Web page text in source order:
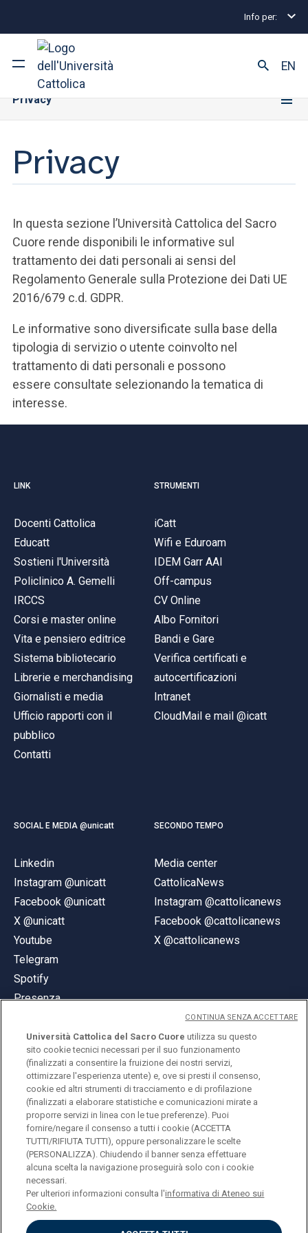
Info per:
Ateneo
Corsi di studio
Ricerca
Facoltà e campus
SEI UNO STUDENTE ISCRITTO?
SEI UN DOCENTE O UN MEMBRO DELLO STAFF
ACCEDI A CLOUDMAIL
EN
Privacy
Privacy
Privacy
In questa sezione l’Università Cattolica del Sacro
Cuore rende disponibili le informative sul
trattamento dei dati personali ai sensi del
Regolamento Generale sulla Protezione dei Dati UE
2016/679 c.d. GDPR.
Le informative sono diversificate sulla base della
tipologia di servizio o utente coinvolto nel
trattamento di dati personali e possono
essere consultate selezionando la tematica di
interesse.
LINK
Docenti Cattolica
Educatt
Sostieni l'Università
Policlinico A. Gemelli
IRCCS
Corsi e master online
Vita e pensiero editrice
Sistema bibliotecario
Librerie e merchandising
Giornalisti e media
Ufficio rapporti con il
pubblico
Contatti
STRUMENTI
iCatt
Wifi e Eduroam
IDEM Garr AAI
Off-campus
CV Online
Albo Fornitori
Bandi e Gare
Verifica certificati e
autocertificazioni
Intranet
CloudMail e mail @icatt
SOCIAL E MEDIA @unicatt
Linkedin
Instagram @unicatt
Facebook @unicatt
X @unicatt
Youtube
Telegram
Spotify
Presenza
SECONDO TEMPO
Media center
CattolicaNews
Instagram @cattolicanews
Facebook @cattolicanews
X @cattolicanews
© Università Cattolica del Sacro Cuore
Largo A. Gemelli 1, 20123 Milano
PI 02133120150
ENGLISH
Università Cattolica del Sacro Cuore utilizza su questo
sito cookie tecnici necessari per il suo funzionamento
(finalizzati a consentire la fruizione dei nostri servizi,
ottimizzare l'esperienza utente) e, ove si presti il consenso,
cookie ed altri strumenti di tracciamento e di profilazione
(finalizzati a elaborare statistiche e comunicazioni mirate a
proporre servizi in linea con le tue preferenze). Puoi
fornire/negare il consenso a tutti i cookie (ACCETTA
TUTTI/RIFIUTA TUTTI), oppure personalizzare le scelte
(PERSONALIZZA). Chiudendo il banner senza effettuare
alcuna scelta la navigazione proseguirà solo con i cookie
necessari.
Per ulteriori informazioni consulta l'informativa di Ateneo sui
Cookie.
CONTINUA SENZA ACCETTARE